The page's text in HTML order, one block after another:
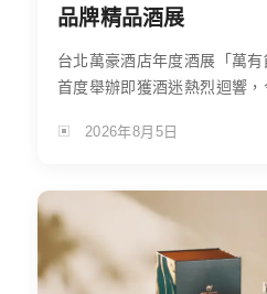
品牌精品酒展
台北萬豪酒店年度酒展「萬
首度舉辦即獲酒迷熱烈迴響，
2026年8月5日